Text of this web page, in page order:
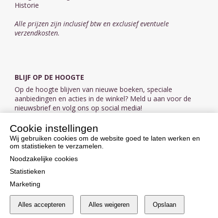
Historie
Alle prijzen zijn inclusief btw en exclusief eventuele
verzendkosten.
BLIJF OP DE HOOGTE
Op de hoogte blijven van nieuwe boeken, speciale
aanbiedingen en acties in de winkel? Meld u aan voor de
nieuwsbrief en volg ons op social media!
Aanmelden nieuwsbrief
VOLG ONS OP SOCIAL MEDIA
Cookie instellingen
Cookie instellingen
Wij gebruiken cookies om de website goed te laten werken en
om statistieken te verzamelen.
Noodzakelijke cookies
Statistieken
Marketing
Alles accepteren Alles weigeren Opslaan